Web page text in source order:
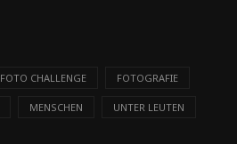
FOTO CHALLENGE FOTOGRAFIE
MENSCHEN UNTER LEUTEN